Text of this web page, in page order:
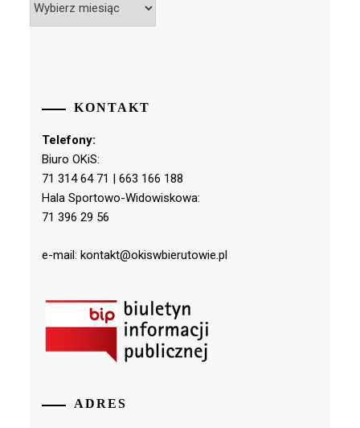
KONTAKT
Telefony:
Biuro OKiS:
71 314 64 71 | 663 166 188
Hala Sportowo-Widowiskowa:
71 396 29 56
e-mail: kontakt@okiswbierutowie.pl
ADRES